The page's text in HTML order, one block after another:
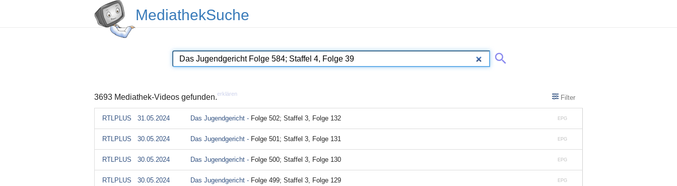
MediathekSuche
3693 Mediathek-Videos gefunden.erklären Filter
EPG
RTLPLUS 31.05.2024 Das Jugendgericht - Folge 502; Staffel 3, Folge 132
EPG
RTLPLUS 30.05.2024 Das Jugendgericht - Folge 501; Staffel 3, Folge 131
EPG
RTLPLUS 30.05.2024 Das Jugendgericht - Folge 500; Staffel 3, Folge 130
EPG
RTLPLUS 30.05.2024 Das Jugendgericht - Folge 499; Staffel 3, Folge 129